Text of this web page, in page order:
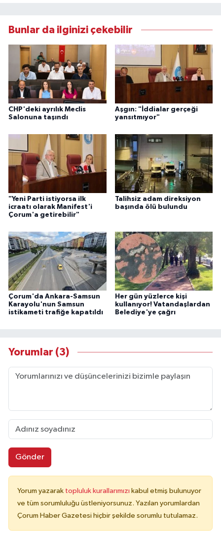
Bunlar da ilginizi çekebilir
CHP'deki ayrılık Meclis
Salonuna taşındı
Aşgın: "İddialar gerçeği
yansıtmıyor"
"Yeni Parti istiyorsa ilk
icraatı olarak Manifest'i
Çorum'a getirebilir"
Talihsiz adam direksiyon
başında ölü bulundu
Çorum'da Ankara-Samsun
Karayolu'nun Samsun
istikameti trafiğe kapatıldı
Her gün yüzlerce kişi
kullanıyor! Vatandaşlardan
Belediye'ye çağrı
Yorumlar (3)
Gönder
Yorum yazarak topluluk kurallarımızı kabul etmiş bulunuyor
ve tüm sorumluluğu üstleniyorsunuz. Yazılan yorumlardan
Çorum Haber Gazetesi hiçbir şekilde sorumlu tutulamaz.